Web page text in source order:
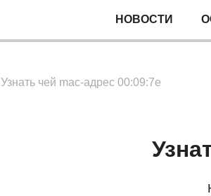
НОВОСТИ
Узнать чей mac-адрес 00:09:7e